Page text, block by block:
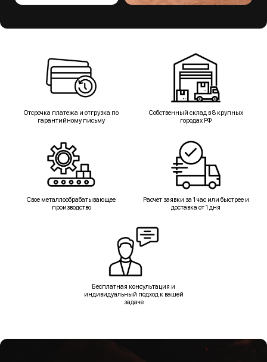
Отсрочка платежа и отгрузка по
гарантийному письму
Собственный склад в 8 крупных
городах РФ
Свое металлообрабатывающее
производство
Расчет заявки за 1 час или быстрее и
доставка от 1 дня
Бесплатная консультация и
индивидуальный подход к вашей
задаче